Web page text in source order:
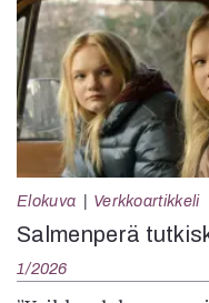
Elokuva Verkkoartikkeli
Salmenperä
1/2026